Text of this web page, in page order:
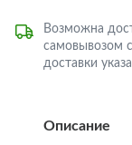
Возможна
самовывозом
доставки
Описание